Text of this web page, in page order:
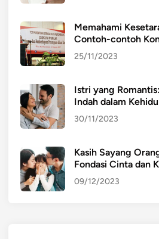
Memahami
Contoh-contoh
25/11/2023
Istri yang
Indah dalam
30/11/2023
Kasih Sayang
Fondasi Cinta dan
09/12/2023